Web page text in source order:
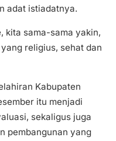
adat istiadatnya.
kita sama-sama yakin,
religius, sehat dan
Kabupaten
itu menjadi
sekaligus juga
pembangunan yang